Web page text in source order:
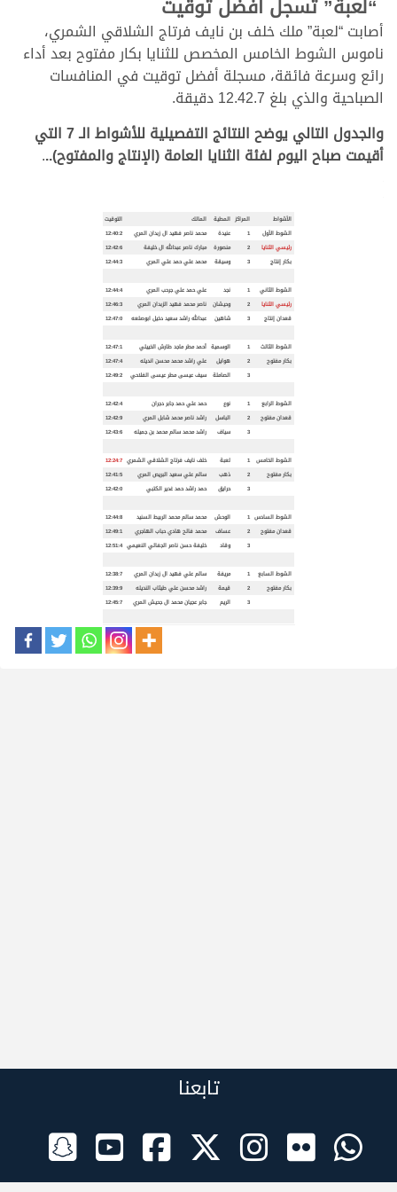
أصابت “لعبة” ملك خلف بن نايف فرتاج الشلاقي الشمري،
ناموس الشوط الخامس المخصص للثنايا بكار مفتوح بعد أداء
رائع وسرعة فائقة، مسجلة أفضل توقيت في المنافسات
الصباحية والذي بلغ 12.42.7 دقيقة.
والجدول التالي يوضح النتائج التفصيلية للأشواط الـ 7 التي
أقيمت صباح اليوم لفئة الثنايا العامة (الإنتاج والمفتوح)...
الأشواط المراكز المطية المالك
التوقيت
الشوط الأول
1 عنيدة محمد ناصر فهيد ال زبدان المري
12:40:2
رئيسي الثنايا
2 منصورة مبارك ناصر عبدالله ال خليفة
12:42:6
بكار إنتاج
3 وسيقة محمد علي حمد علي المري 12:44:3
الشوط الثاني 1 نجد علي حمد علي جرحب المري
12:44:4
رئيسي الثنايا
2 وحيشان ناصر محمد فهيد الزبدان المري
12:46:3
قعدان إنتاج
3 شاهين عبدالله راشد سعيد دخيل ابوصلعه 12:47:0
الشوط الثالث 1 الوسمية أحمد مطر ماجد طارش الخييلي
12:47:1
بكار مفتوح
2 هوايل علي راشد محمد محسن انديله
12:47:4
3
الصاملة سيف عيسى مطر عيسى الفلاحي 12:49:2
الشوط الرابع 1 نوع حمد علي حمد جابر دجران
12:42:4
قعدان مفتوح
2 الباسل راشد ناصر محمد شابل المري
12:42:9
3
سياف راشد محمد سالم محمد بن جميله 12:43:6
الشوط الخامس 1 لعبة خلف نايف فرتاج الشلاقي الشمري 12:24:7
بكار مفتوح
2 ذهب سالم علي سعيد البريص المري
12:41:5
3
حرايق حمد راشد حمد غدير الكتبي 12:42:0
الشوط السادس 1 الوحش محمد سالم محمد الربيط السنيد
12:44:8
قعدان مفتوح
2 عساف محمد فالح هادي حباب الهاجري
12:49:1
3
وقاد خليفة حسن ناصر الجفالي النعيمي 12:51:4
الشوط السابع 1 مريفة سالم علي فهيد ال زبدان المري
12:38:7
بكار مفتوح
2 قيمة راشد محسن علي طيثاب النديله
12:39:9
3
الريم جابر عجيان محمد ال جحيش المري 12:45:7
تابعنا